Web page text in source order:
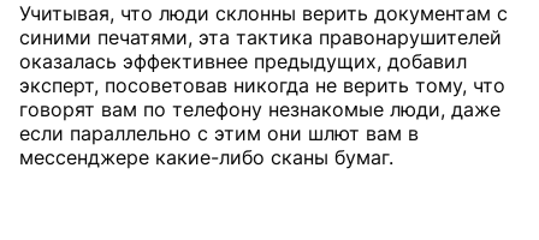
Учитывая, что люди склонны верить документам с
синими печатями, эта тактика правонарушителей
оказалась эффективнее предыдущих, добавил
эксперт, посоветовав никогда не верить тому, что
говорят вам по телефону незнакомые люди, даже
если параллельно с этим они шлют вам в
мессенджере какие-либо сканы бумаг.